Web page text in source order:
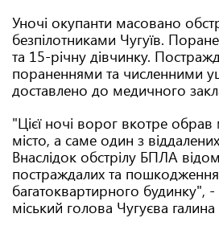
Уночі окупанти масовано
безпілотниками Чугуїв.
та 15-річну дівчинку.
пораненнями та численними
доставлено до медичного
"Цієї ночі ворог вкотре
місто, а саме один з
Внаслідок обстрілу БПЛА
постраждалих та пошкодження
багатоквартирного будинку", -
міський голова Чугуєва